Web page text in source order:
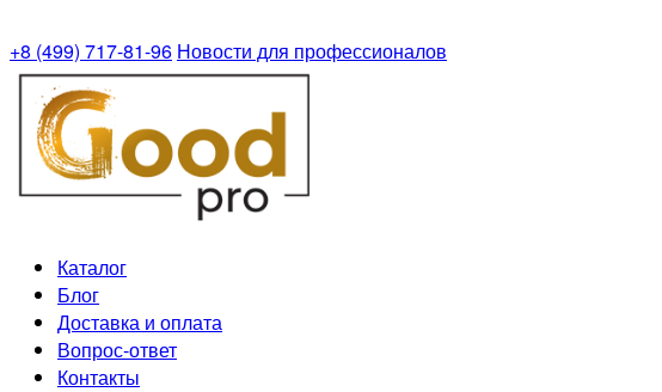
+8 (499) 717-81-96 Новости для профессионалов
Каталог
Блог
Доставка и оплата
Вопрос-ответ
Контакты